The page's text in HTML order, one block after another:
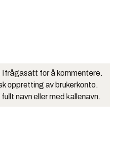
for å kommentere.
oppretting av brukerkonto.
navn eller med kallenavn.